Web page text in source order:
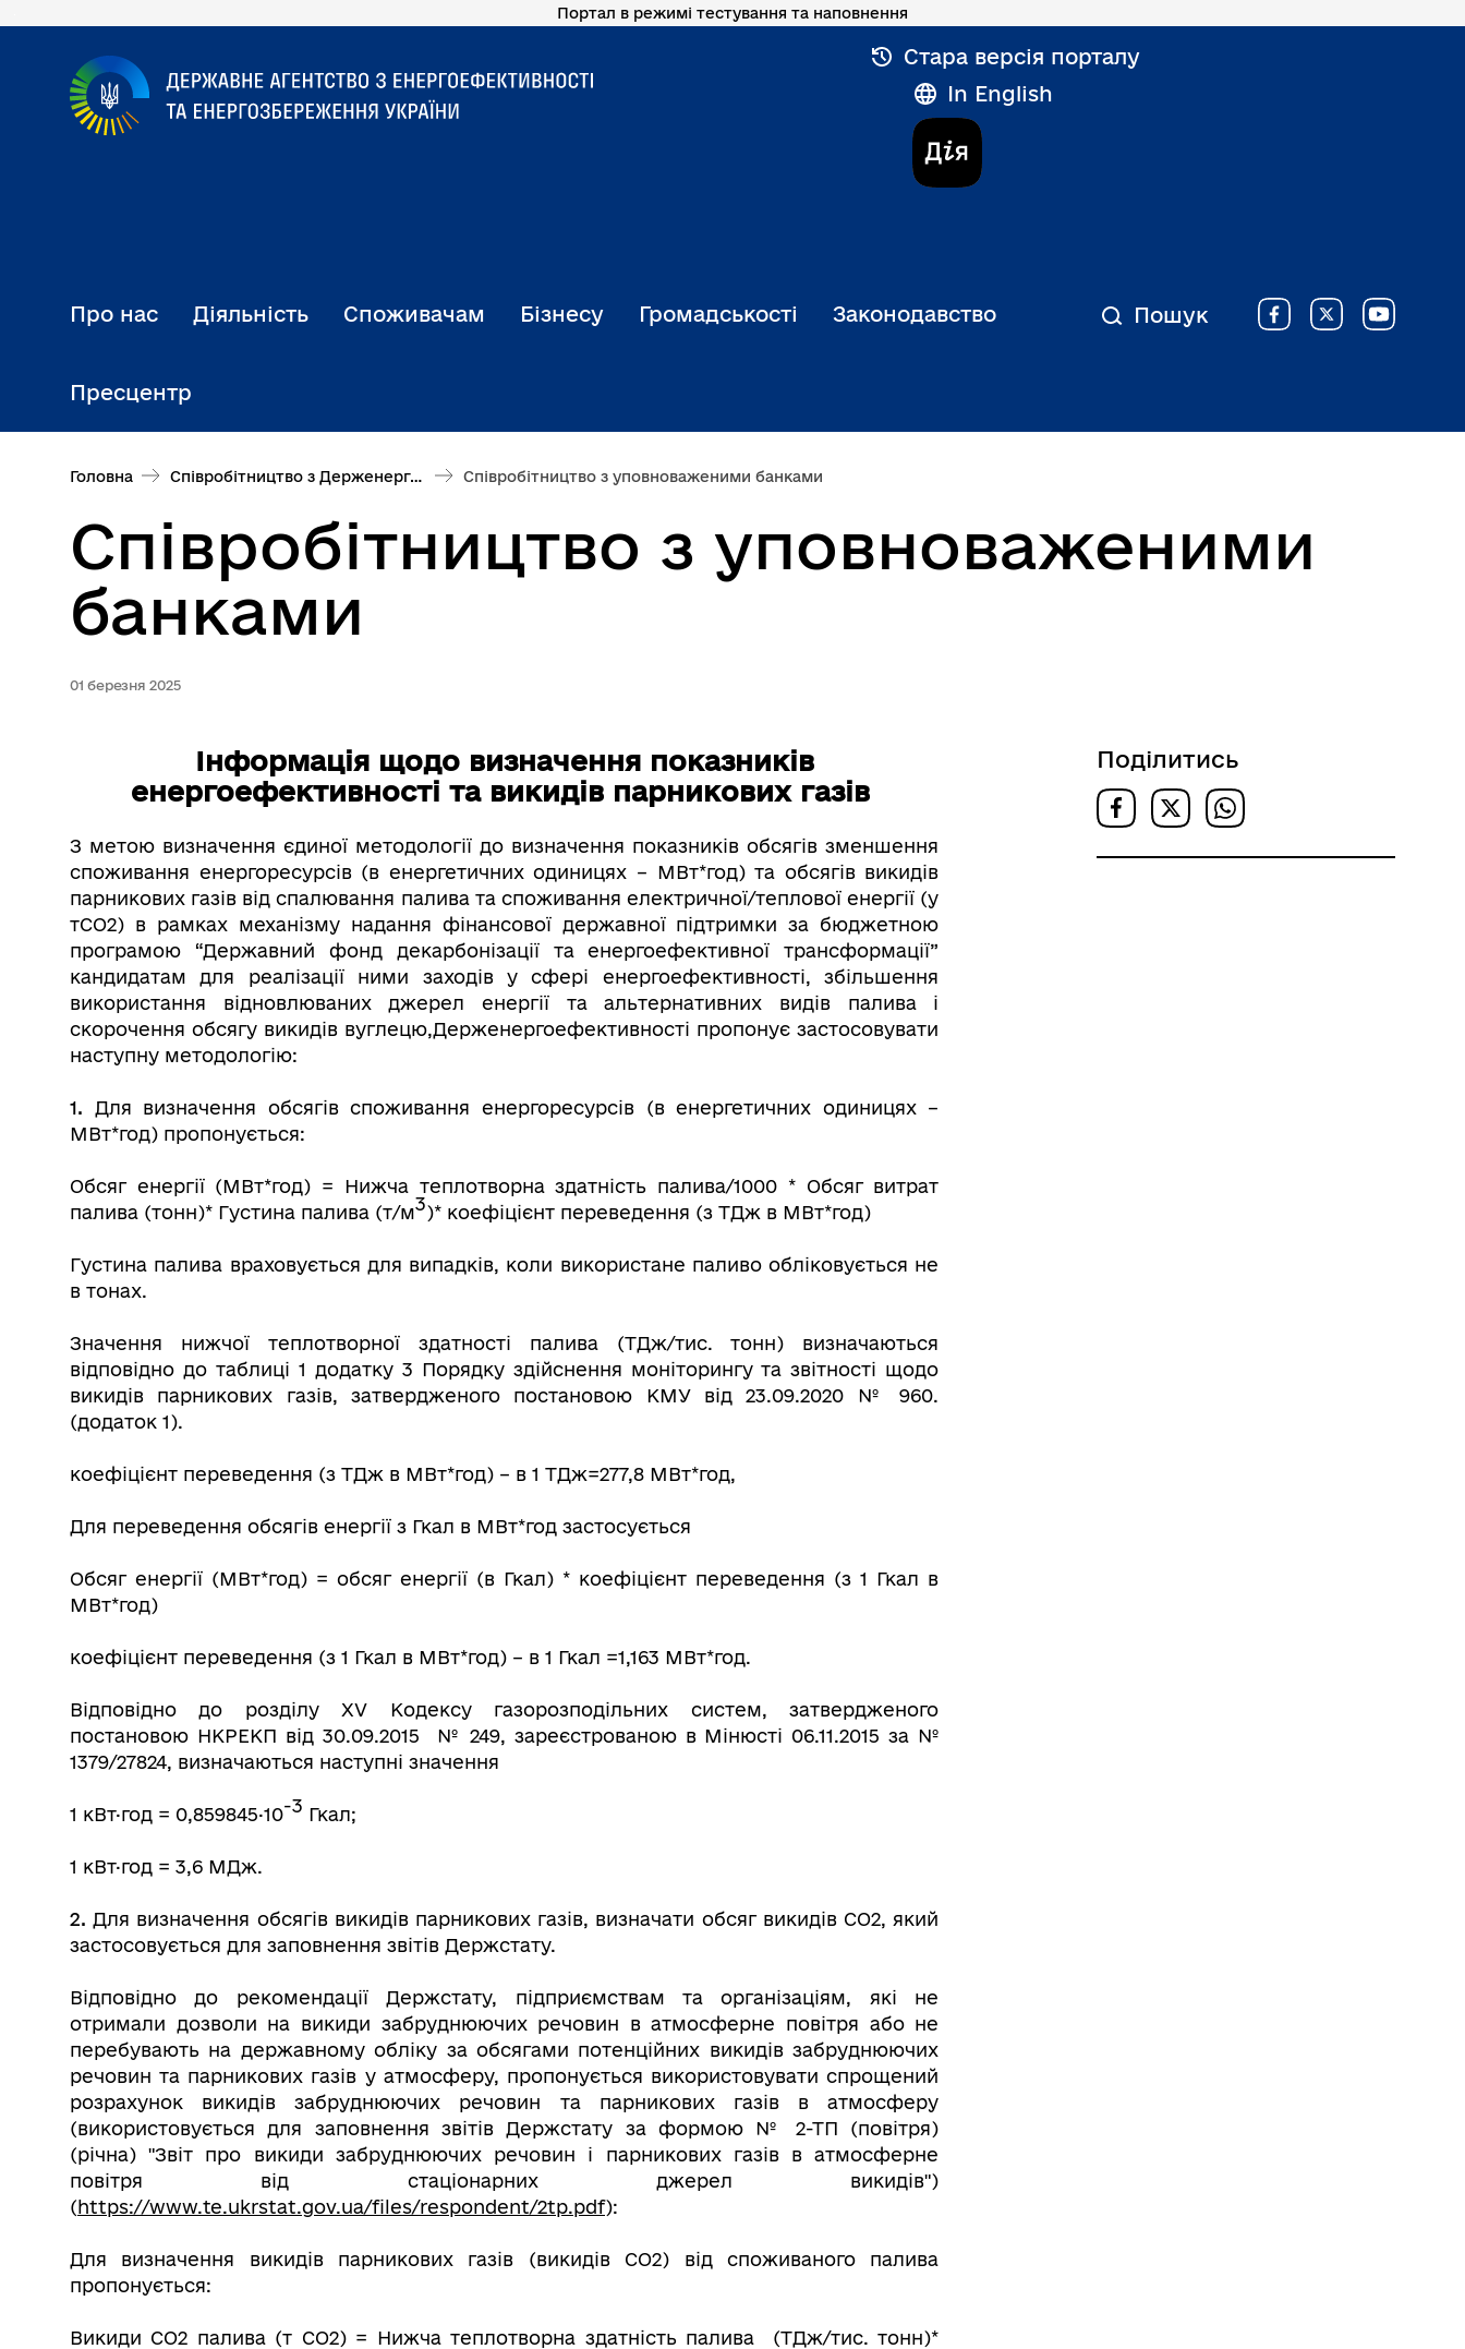
Перейти
основного
вмісту
Портал в режимі тестування та наповнення
Стара версія порталу
In English
Дія
Про нас Діяльність Споживачам Бізнесу Громадськості Законодавство
Пресцентр
Пошук
Головна Співробітництво з Держенергоефективності Співробітництво з уповноваженими банками
Співробітництво з уповноваженими
банками
01 березня 2025
Інформація щодо визначення показників
енергоефективності та викидів парникових газів
З метою визначення єдиної методології до визначення показників обсягів зменшення
споживання енергоресурсів (в енергетичних одиницях – МВт*год) та обсягів викидів
парникових газів від спалювання палива та споживання електричної/теплової енергії (у
тСО2) в рамках механізму надання фінансової державної підтримки за бюджетною
програмою “Державний фонд декарбонізації та енергоефективної трансформації”
кандидатам для реалізації ними заходів у сфері енергоефективності, збільшення
використання відновлюваних джерел енергії та альтернативних видів палива і
скорочення обсягу викидів вуглецю,Держенергоефективності пропонує застосовувати
наступну методологію:
1. Для визначення обсягів споживання енергоресурсів (в енергетичних одиницях –
МВт*год) пропонується:
Обсяг енергії (МВт*год) =
Нижча теплотворна здатність палива/1000 * Обсяг витрат
палива (тонн)* Густина палива (т/м3)* коефіцієнт переведення (з ТДж в МВт*год)
Густина палива враховується для випадків, коли використане паливо обліковується не
в тонах.
Значення нижчої теплотворної здатності палива (ТДж/тис. тонн) визначаються
відповідно до таблиці 1 додатку 3 Порядку здійснення моніторингу та звітності щодо
викидів парникових газів, затвердженого постановою КМУ від 23.09.2020 № 960.
(додаток 1).
коефіцієнт переведення (з ТДж в МВт*год) – в 1 ТДж=277,8 МВт*год,
Для переведення обсягів енергії з Гкал в МВт*год застосується
Обсяг енергії (МВт*год) = обсяг енергії (в Гкал) * коефіцієнт переведення (з 1 Гкал в
МВт*год)
коефіцієнт переведення (з 1 Гкал в МВт*год) – в 1 Гкал =1,163 МВт*год.
Відповідно до розділу XV Кодексу газорозподільних систем, затвердженого
постановою НКРЕКП від 30.09.2015 № 249, зареєстрованою в Мінюсті 06.11.2015 за №
1379/27824, визначаються наступні значення
1 кВт·год = 0,859845·10-3 Гкал;
1 кВт·год = 3,6 МДж.
2.Для визначення обсягів викидів парникових газів, визначати обсяг викидів СО2, який
застосовується для заповнення звітів Держстату.
Відповідно до рекомендації Держстату, підприємствам та організаціям, які не
отримали дозволи на викиди забруднюючих речовин в атмосферне повітря або не
перебувають на державному обліку за обсягами потенційних викидів забруднюючих
речовин та парникових газів у атмосферу, пропонується використовувати спрощений
розрахунок викидів забруднюючих речовин та парникових газів в атмосферу
(використовується для заповнення звітів Держстату за формою № 2-ТП (повітря)
(річна) "Звіт про викиди забруднюючих речовин і парникових газів в атмосферне
повітря від стаціонарних джерел викидів")
(https://www.te.ukrstat.gov.ua/files/respondent/2tp.pdf):
Для визначення викидів парникових газів (викидів СО2) від споживаного палива
пропонується:
Викиди СО2 палива (т СО2) = Нижча теплотворна здатність палива (ТДж/тис. тонн)*
Поділитись